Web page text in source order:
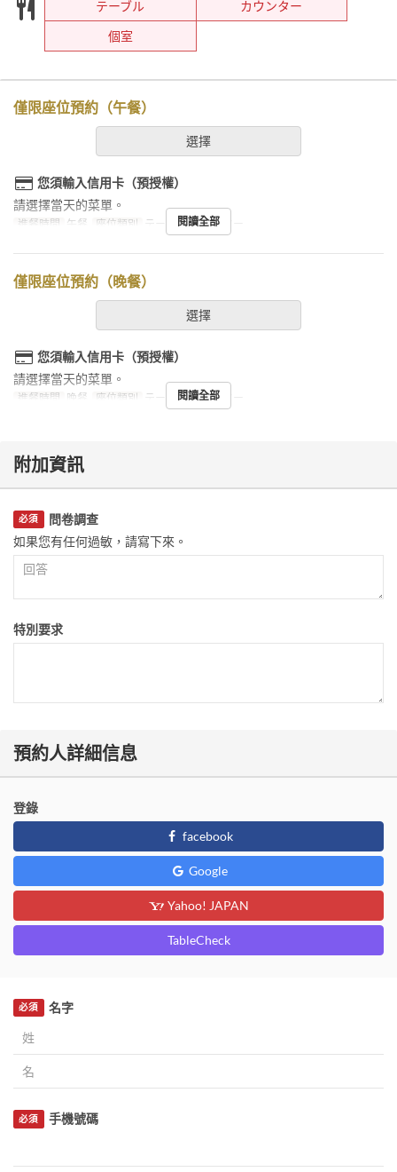
テーブル
カウンター
個室
僅限座位預約（午餐）
選擇
您須輸入信用卡（預授權）
請選擇當天的菜單。
進餐時間 午餐 座位類別 テーブル, カウンター
閱讀全部
僅限座位預約（晚餐）
選擇
您須輸入信用卡（預授權）
請選擇當天的菜單。
進餐時間 晚餐 座位類別 テーブル, カウンター
閱讀全部
附加資訊
問卷調查
必須
如果您有任何過敏，請寫下來。
特別要求
預約人詳細信息
登錄
facebook
Google
Yahoo! JAPAN
TableCheck
名字
必須
手機號碼
必須